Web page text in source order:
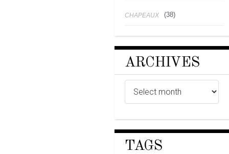
CHAPEAUX (38)
ARCHIVES
TAGS